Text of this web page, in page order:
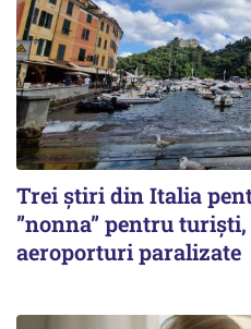
Trei știri din Italia
”nonna” pentru
aeroporturi paralizate